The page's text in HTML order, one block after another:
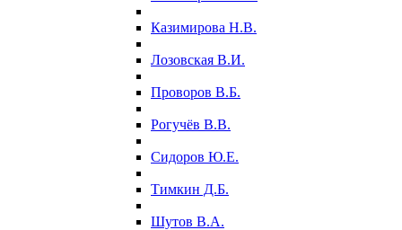
Казимирова Н.В.
Лозовская В.И.
Проворов В.Б.
Рогучёв В.В.
Сидоров Ю.Е.
Тимкин Д.Б.
Шутов В.А.